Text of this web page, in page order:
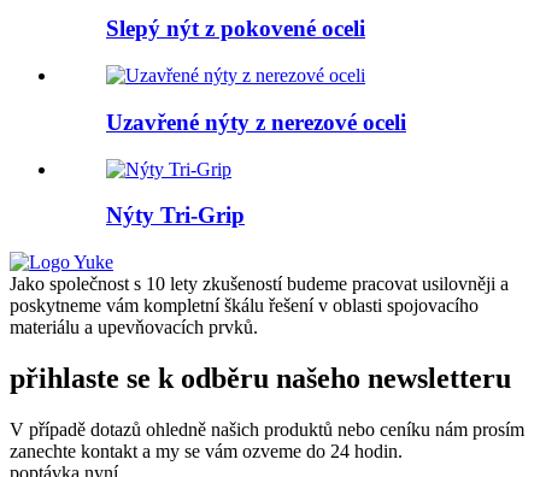
Slepý nýt z pokovené oceli
Uzavřené nýty z nerezové oceli
Nýty Tri-Grip
Jako společnost s 10 lety zkušeností budeme pracovat usilovněji a
poskytneme vám kompletní škálu řešení v oblasti spojovacího
materiálu a upevňovacích prvků.
přihlaste se k odběru našeho newsletteru
V případě dotazů ohledně našich produktů nebo ceníku nám prosím
zanechte kontakt a my se vám ozveme do 24 hodin.
poptávka nyní